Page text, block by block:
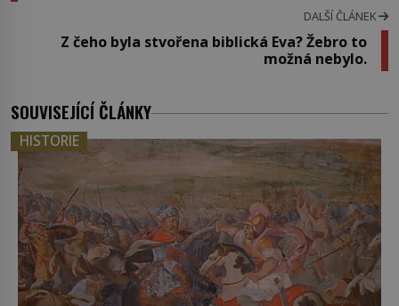
DALŠÍ ČLÁNEK
Z čeho byla stvořena biblická Eva? Žebro to
možná nebylo.
SOUVISEJÍCÍ ČLÁNKY
HISTORIE